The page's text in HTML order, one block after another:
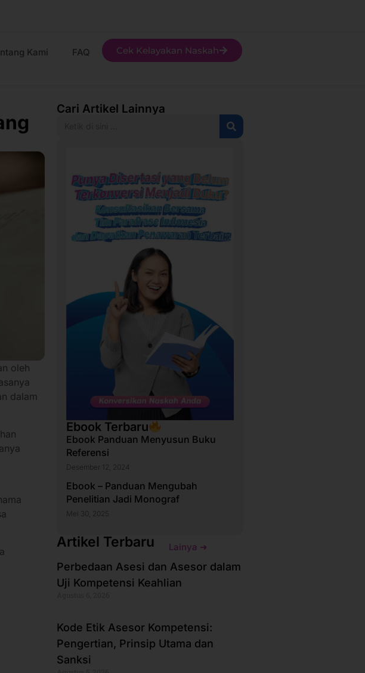
Kami FAQ Cek Kelayakan Naskah
oleh
dalam
Cari Artikel Lainnya
Ebook Terbaru
Ebook Panduan Menyusun Buku
Referensi
Desember 12, 2024
Ebook – Panduan Mengubah
Penelitian Jadi Monograf
Mei 30, 2025
Artikel Terbaru Lainya ➜
Perbedaan Asesi dan Asesor dalam
Uji Kompetensi Keahlian
Kode Etik Asesor Kompetensi:
Pengertian, Prinsip Utama dan
Sanksi